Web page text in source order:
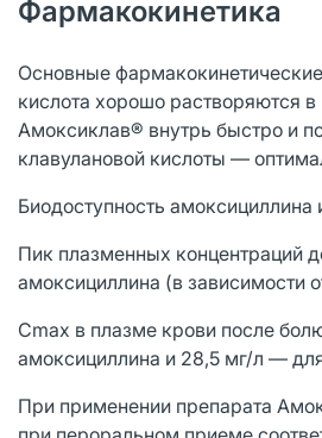
Фармакокинетика
Основные
кислота хорошо растворяются
Амоксиклав® внутрь быстро и
клавулановой кислоты —
Биодоступность амоксициллина
Пик плазменных концентраций
амоксициллина (в зависимости
Cmax в плазме крови после
амоксициллина и 28,5 мг/л —
При применении препарата